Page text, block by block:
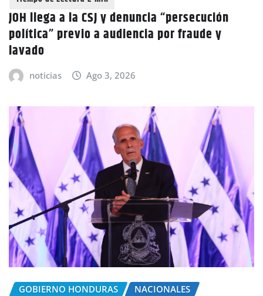
JOH llega a la CSJ y denuncia “persecución
política” previo a audiencia por fraude y
lavado
noticias Ago 3, 2026
GOBIERNO HONDURAS NACIONALES